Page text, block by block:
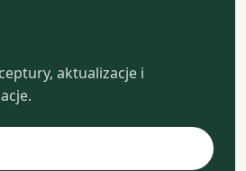
aktualizacje i